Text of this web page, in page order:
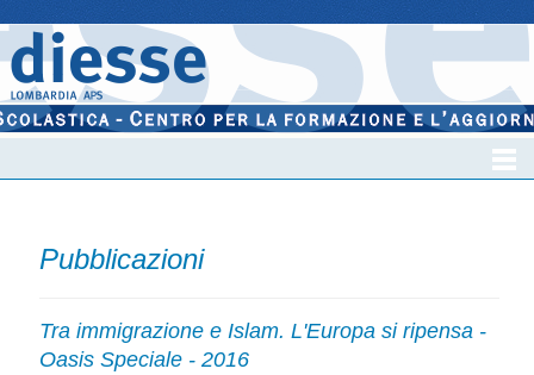
Pubblicazioni
Tra immigrazione e Islam. L'Europa si ripensa -
Oasis Speciale - 2016